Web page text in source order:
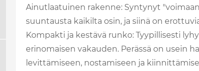
Ainutlaatuinen rakenne: Syntynyt
suuntausta kaikilta osin, ja siinä on
Kompakti ja kestävä runko: Tyypillisesti
erinomaisen vakauden. Perässä on usein
levittämiseen, nostamiseen ja